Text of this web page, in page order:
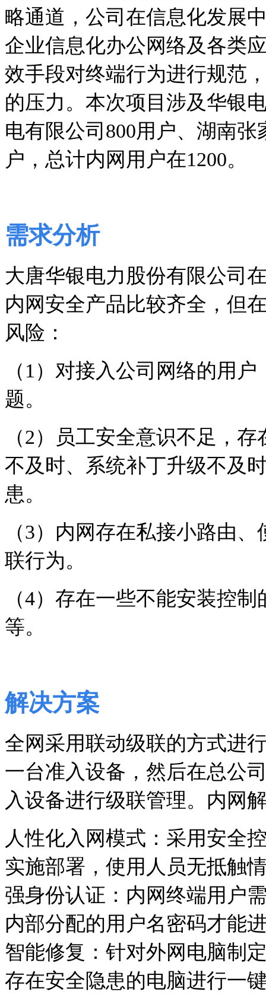
略通道，公司在信息化发展
企业信息化办公网络及各类
效手段对终端行为进行规范
的压力。本次项目涉及华银
电有限公司 800用户、湖南张
户，总计内网用户在1200。
需求分析
大唐华银电力股份有限公司
内网安全产品比较齐全，但
风险：
（ 1 ）对接入公司网络的用
题。
（2）员工安全意识不足，
不及时、系统补丁升级不及
患。
（3）内网存在私接小路由
联行为。
（4）存在一些不能安装控
等。
解决方案
全网采用联动级联的方式进
一台准入设备，然后在总公
入设备进行级联管理。内网
人性化入网模式：采用安全
实施部署，使用人员无抵触
强身份认证：内网终端用户
内部分配的用户名密码才能
智能修复：针对外网电脑制
存在安全隐患的电脑进行一